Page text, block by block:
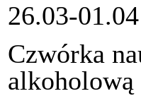
26.03-
Czwórka
alkoholową